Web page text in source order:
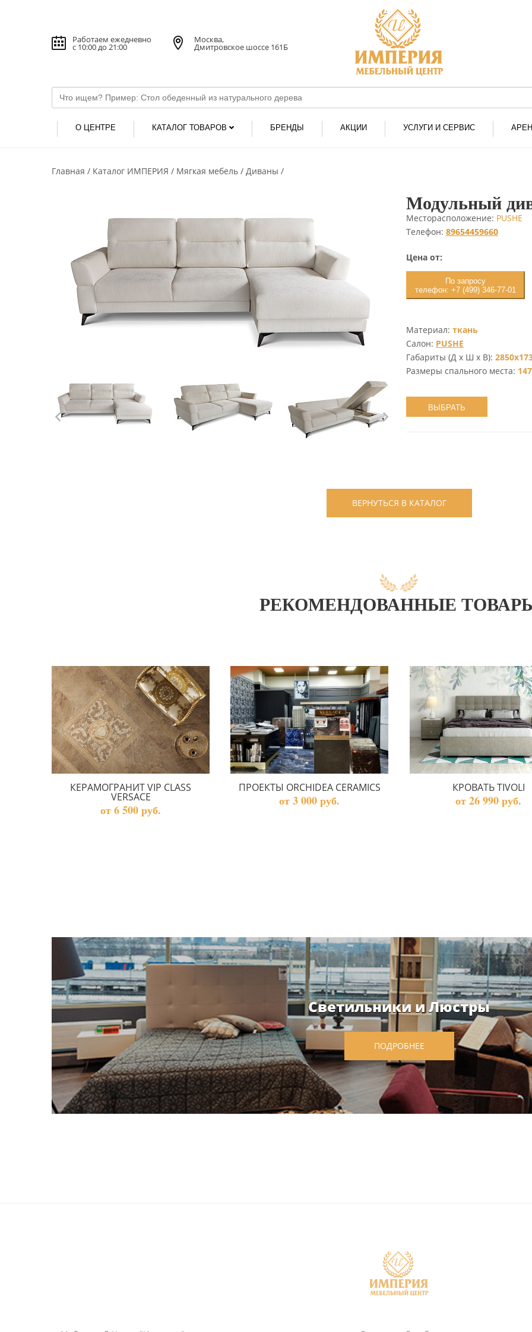
Работаем ежедневно
с 10:00 до 21:00
Москва,
Дмитровское шоссе 161Б
О ЦЕНТРЕ КАТАЛОГ ТОВАРОВ БРЕНДЫ АКЦИИ УСЛУГИ И СЕРВИС
Главная Каталог ИМПЕРИЯ Мягкая мебель Диваны
Модульный
Месторасположение: PUSHE
Телефон: 89654459660
Цена от:
По запросу
телефон: +7 (499) 346-77-01
Материал: ткань
Салон: PUSHE
Габариты (Д х Ш х В):
Размеры спального места:
ВЫБРАТЬ
ВЕРНУТЬСЯ В КАТАЛОГ
РЕКОМЕНДОВАННЫЕ
КЕРАМОГРАНИТ VIP CLASS
VERSACE
от 6 500 руб.
ПРОЕКТЫ ORCHIDEA CERAMICS
от 3 000 руб.
КРОВАТЬ TIVOLI
от 26 990 руб.
Светильники и Люстры
ПОДРОБНЕЕ